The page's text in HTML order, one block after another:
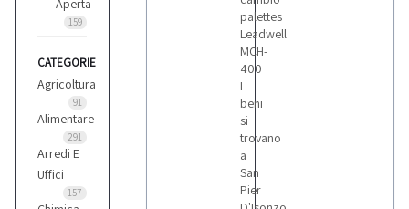
Aperta
159
CATEGORIE
Agricoltura
91
Alimentare
291
Arredi E
Uffici
157
palettes
Leadwell
MCH-
400
I
beni
si
trovano
a
San
Pier